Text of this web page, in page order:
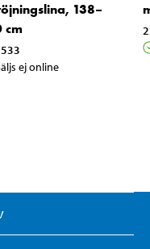
138–
cm
ej online